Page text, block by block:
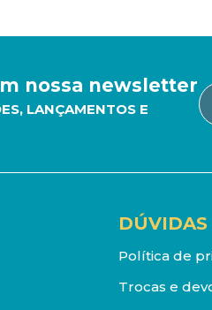
nossa newsletter
LANÇAMENTOS E
DÚVIDAS
Política de
Trocas e